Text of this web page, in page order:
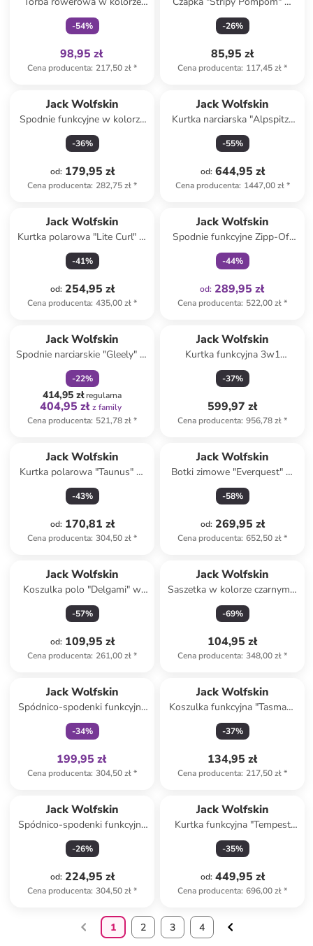
czarnym - 22 x 10 x 9 cm
-54%
98,95 zł
Cena producenta: 217,50 zł*
kolorze granatowo-białym
-26%
85,95 zł
Cena producenta: 117,45 zł*
Jack Wolfskin
Spodnie funkcyjne w kolorze
beżowo-czarnym
-36%
od: 179,95 zł
Cena producenta: 282,75 zł*
Jack Wolfskin
Kurtka narciarska "Alpspitze
Tour" w kolorze
antracytowym
-55%
od: 644,95 zł
Cena producenta: 1447,00 zł*
Jack Wolfskin
Kurtka polarowa "Lite Curl" w
kolorze różowym
-41%
od: 254,95 zł
Cena producenta: 435,00 zł*
Jack Wolfskin
Spodnie funkcyjne Zipp-Off
"Hikeout" w kolorze zielonym
-44%
od: 289,95 zł
Cena producenta: 522,00 zł*
Jack Wolfskin
Spodnie narciarskie "Gleely" w
kolorze khaki
-22%
414,95 złregularna
404,95 zł z family
Cena producenta: 521,78 zł*
Jack Wolfskin
Kurtka funkcyjna 3w1
"Taubenberg" w kolorze
czarnym
-37%
599,97 zł
Cena producenta: 956,78 zł*
Jack Wolfskin
Kurtka polarowa "Taunus" w
kolorze różowym
-43%
od: 170,81 zł
Cena producenta: 304,50 zł*
Jack Wolfskin
Botki zimowe "Everquest" w
kolorze beżowym
-58%
od: 269,95 zł
Cena producenta: 652,50 zł*
Jack Wolfskin
Koszulka polo "Delgami" w
kolorze czarnym
-57%
od: 109,95 zł
Cena producenta: 261,00 zł*
Jack Wolfskin
Saszetka w kolorze czarnym -
27 x 18 x 12 cm
-69%
104,95 zł
Cena producenta: 348,00 zł*
Jack Wolfskin
Spódnico-spodenki funkcyjne
"Desert" w kolorze
granatowym
-34%
199,95 zł
Cena producenta: 304,50 zł*
Jack Wolfskin
Koszulka funkcyjna "Tasman"
w kolorze fioletowym
-37%
134,95 zł
Cena producenta: 217,50 zł*
Jack Wolfskin
Spódnico-spodenki funkcyjne
w kolorze khaki
-26%
od: 224,95 zł
Cena producenta: 304,50 zł*
Jack Wolfskin
Kurtka funkcyjna "Tempest
2L" w kolorze czarnym
-35%
od: 449,95 zł
Cena producenta: 696,00 zł*
1 2 3 4